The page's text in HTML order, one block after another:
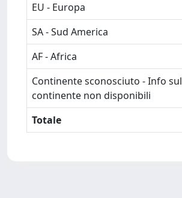
EU - Europa
SA - Sud America
AF - Africa
Continente sconosciuto - Info sul
continente non disponibili
Totale